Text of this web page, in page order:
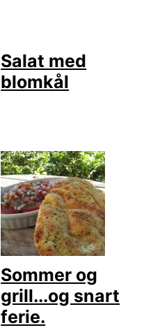
Salat med
blomkål
Sommer og
grill...og snart
ferie.